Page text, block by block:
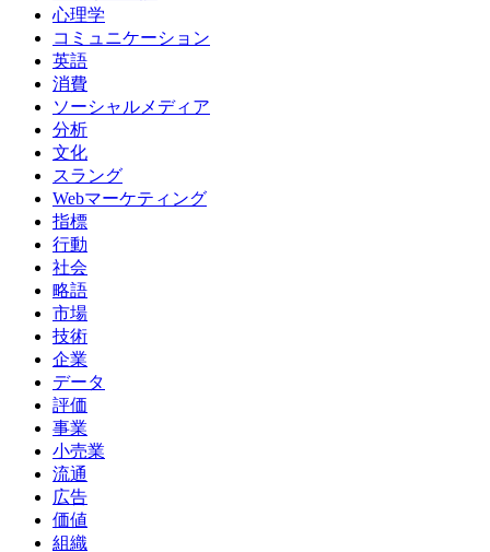
心理学
コミュニケーション
英語
消費
ソーシャルメディア
分析
文化
スラング
Webマーケティング
指標
行動
社会
略語
市場
技術
企業
データ
評価
事業
小売業
流通
広告
価値
組織